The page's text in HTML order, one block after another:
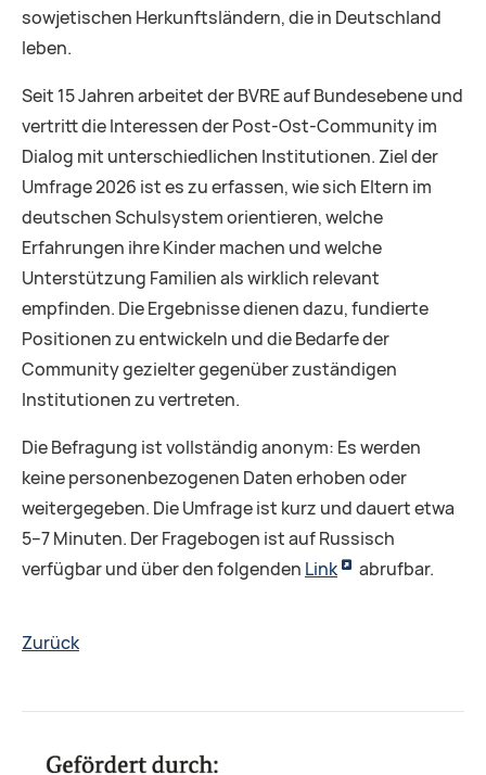
sowjetischen Herkunftsländern, die in Deutschland
leben.
Seit 15 Jahren arbeitet der BVRE auf Bundesebene und
vertritt die Interessen der Post-Ost-Community im
Dialog mit unterschiedlichen Institutionen. Ziel der
Umfrage 2026 ist es zu erfassen, wie sich Eltern im
deutschen Schulsystem orientieren, welche
Erfahrungen ihre Kinder machen und welche
Unterstützung Familien als wirklich relevant
empfinden. Die Ergebnisse dienen dazu, fundierte
Positionen zu entwickeln und die Bedarfe der
Community gezielter gegenüber zuständigen
Institutionen zu vertreten.
Die Befragung ist vollständig anonym: Es werden
keine personenbezogenen Daten erhoben oder
weitergegeben. Die Umfrage ist kurz und dauert etwa
5–7 Minuten. Der Fragebogen ist auf Russisch
verfügbar und über den folgenden Link abrufbar.
Zurück